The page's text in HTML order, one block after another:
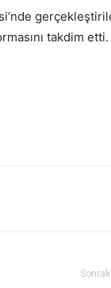
takdim etti.